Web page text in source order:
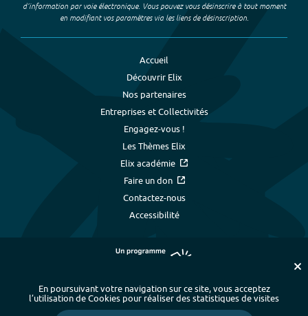
d’information par voie électronique. Vous pouvez vous désinscrire à tout moment
en modifiant vos paramètres via les liens de désinscription.
Accueil
Découvrir Elix
Nos partenaires
Entreprises et Collectivités
Engagez-vous !
Les Thèmes Elix
Elix académie
Faire un don
Contactez-nous
Accessibilité
Plan du site - Index alphabétique -
En poursuivant votre navigation sur ce site, vous acceptez
l’utilisation de Cookies pour réaliser des statistiques de visites